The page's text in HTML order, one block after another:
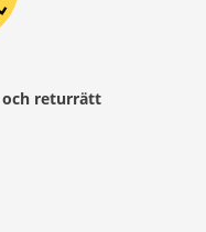
och returrätt